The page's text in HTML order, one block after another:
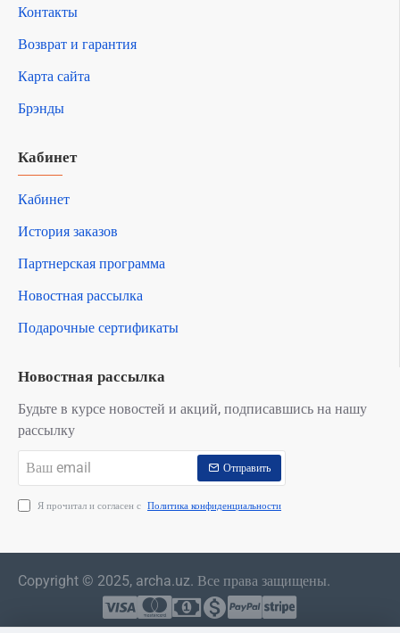
Контакты
Возврат и гарантия
Карта сайта
Брэнды
Кабинет
Кабинет
История заказов
Партнерская программа
Новостная рассылка
Подарочные сертификаты
Новостная рассылка
Будьте в курсе новостей и акций, подписавшись на нашу
рассылку
email
Отправить
Я прочитал и согласен с Политика конфиденциальности
Copyright © 2025, archa.uz. Все права защищены.